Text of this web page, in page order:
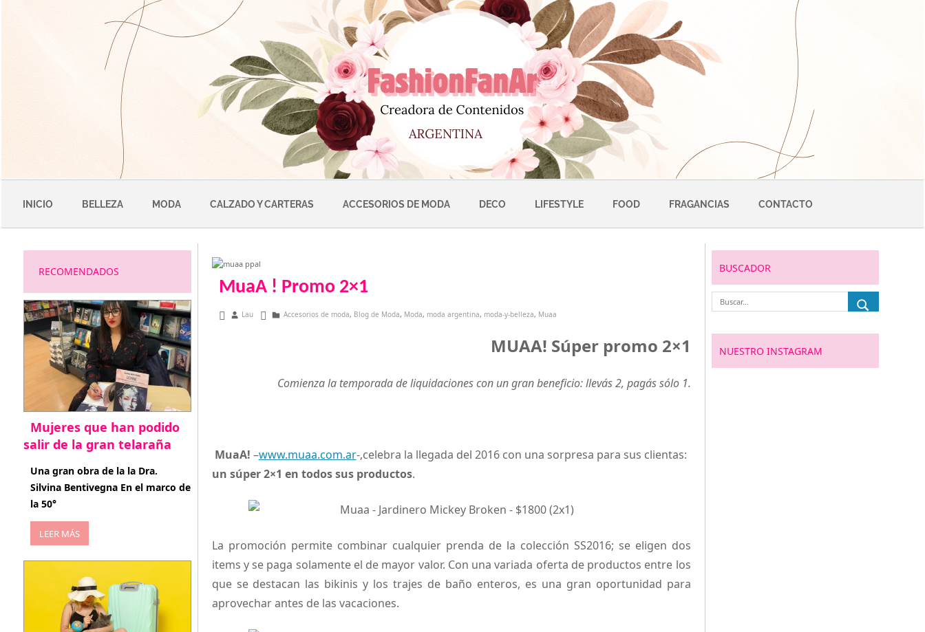
INICIO BELLEZA MODA CALZADO Y CARTERAS ACCESORIOS DE MODA DECO LIFESTYLE FOOD FRAGANCIAS CONTACTO
MuaA ! Promo 2×1
enero 5, 2016
Lau Accesorios de moda, Blog de Moda, Moda, moda argentina, moda-y-belleza, Muaa
MUAA! Súper promo 2×1
Comienza la temporada de liquidaciones con un gran beneficio: llevás 2, pagás sólo 1.
MuaA! –www.muaa.com.ar-,celebra la llegada del 2016 con una sorpresa para sus clientas:
un súper 2×1 en todos sus productos.
La promoción permite combinar cualquier prenda de la colección SS2016; se eligen dos
items y se paga solamente el de mayor valor. Con una variada oferta de productos entre los
que se destacan las bikinis y los trajes de baño enteros, es una gran oportunidad para
aprovechar antes de las vacaciones.
RECOMENDADOS
Mujeres que han podido
salir de la gran telaraña
abril 29, 2026
Una gran obra de la la Dra.
Silvina Bentivegna En el marco de
la 50°
LEER MÁS
BUSCADOR
NUESTRO INSTAGRAM